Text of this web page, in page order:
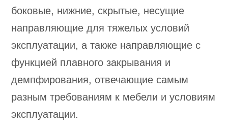
боковые, нижние, скрытые, несущие
направляющие для тяжелых условий
эксплуатации, а также направляющие с
функцией плавного закрывания и
демпфирования, отвечающие самым
разным требованиям к мебели и условиям
эксплуатации.